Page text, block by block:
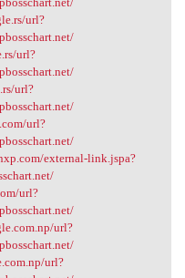
url?
url?
url?
url?
external-link.jspa?
url?
url?
url?